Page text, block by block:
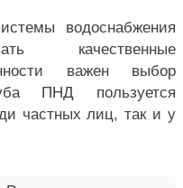
водоснабжения
качественные
важен выбор
ПНД пользуется
частных лиц, так и у